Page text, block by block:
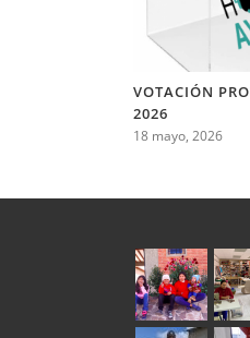
VOTACIÓN
2026
18 mayo, 2026